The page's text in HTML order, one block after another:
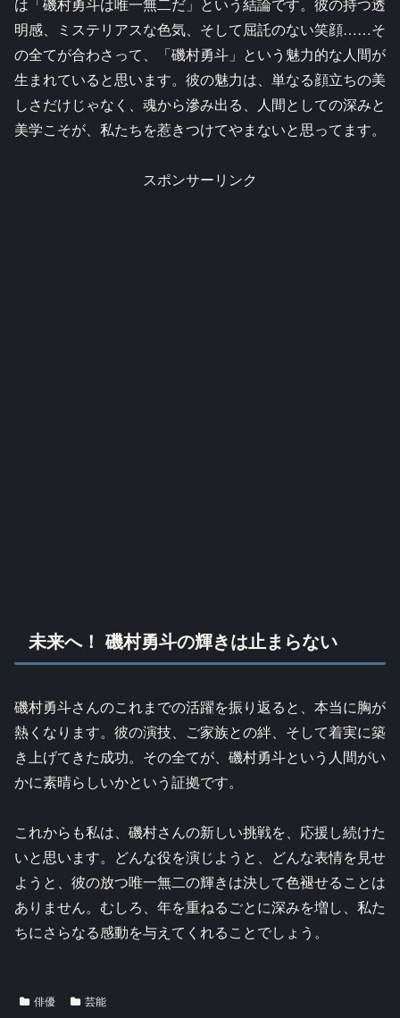
明感、ミステリアスな色気、そして屈託のない笑顔……そ
の全てが合わさって、「磯村勇斗」という魅力的な人間が
生まれていると思います。彼の魅力は、単なる顔立ちの美
しさだけじゃなく、魂から滲み出る、人間としての深みと
美学こそが、私たちを惹きつけてやまないと思ってます。
スポンサーリンク
未来へ！ 磯村勇斗の輝きは止まらない
磯村勇斗さんのこれまでの活躍を振り返ると、本当に胸が
熱くなります。彼の演技、ご家族との絆、そして着実に築
き上げてきた成功。その全てが、磯村勇斗という人間がい
かに素晴らしいかという証拠です。
これからも私は、磯村さんの新しい挑戦を、応援し続けた
いと思います。どんな役を演じようと、どんな表情を見せ
ようと、彼の放つ唯一無二の輝きは決して色褪せることは
ありません。むしろ、年を重ねるごとに深みを増し、私た
ちにさらなる感動を与えてくれることでしょう。
俳優 芸能